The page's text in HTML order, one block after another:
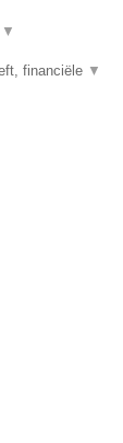
▼
financiële ▼